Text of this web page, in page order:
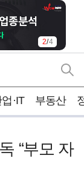
2/4
·IT 부동산
“부모 자